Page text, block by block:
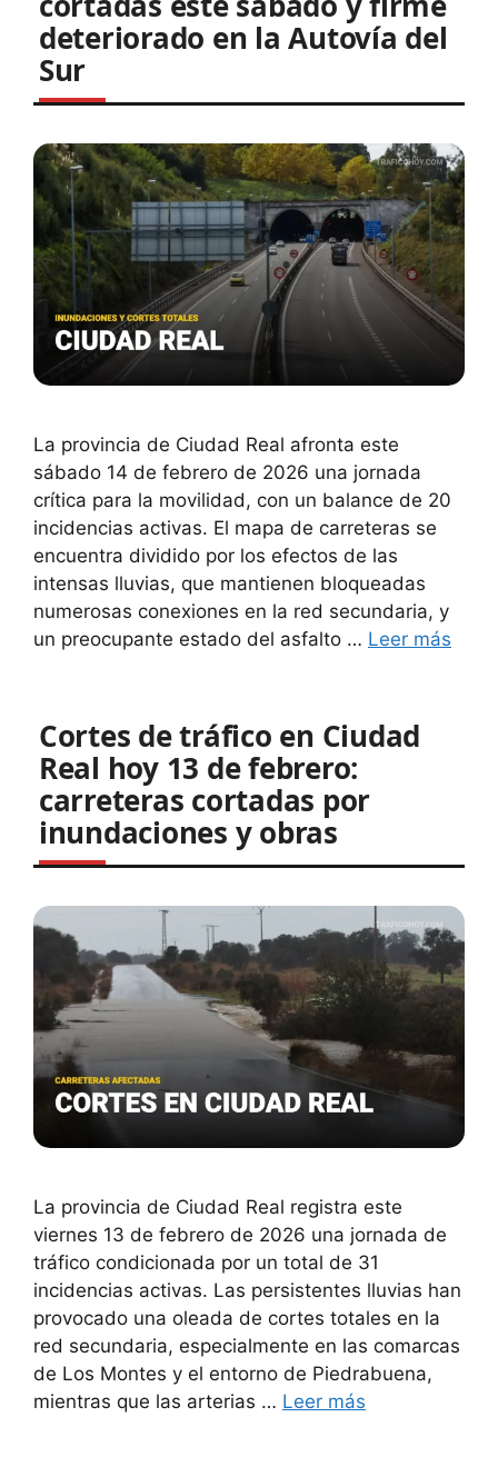
deteriorado en la Autovía del
Sur
La provincia de Ciudad Real afronta este
sábado 14 de febrero de 2026 una jornada
crítica para la movilidad, con un balance de 20
incidencias activas. El mapa de carreteras se
encuentra dividido por los efectos de las
intensas lluvias, que mantienen bloqueadas
numerosas conexiones en la red secundaria, y
un preocupante estado del asfalto … Leer más
Cortes de tráfico en Ciudad
Real hoy 13 de febrero:
carreteras cortadas por
inundaciones y obras
La provincia de Ciudad Real registra este
viernes 13 de febrero de 2026 una jornada de
tráfico condicionada por un total de 31
incidencias activas. Las persistentes lluvias han
provocado una oleada de cortes totales en la
red secundaria, especialmente en las comarcas
de Los Montes y el entorno de Piedrabuena,
mientras que las arterias … Leer más